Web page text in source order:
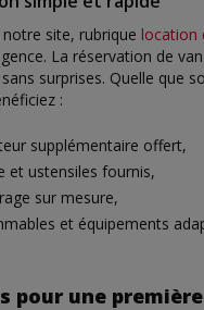
site, rubrique location
La réservation de
surprises. Quelle que
:
supplémentaire offert,
et ustensiles fournis,
sur mesure,
et équipements
pour une